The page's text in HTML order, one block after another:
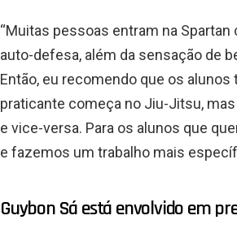
“Muitas pessoas entram na
auto-defesa, além da sensação de
Então, eu recomendo que os
praticante começa no Jiu-Jitsu,
e vice-versa. Para os alunos que
e fazemos um trabalho mais
Guybon Sá está envolvido em